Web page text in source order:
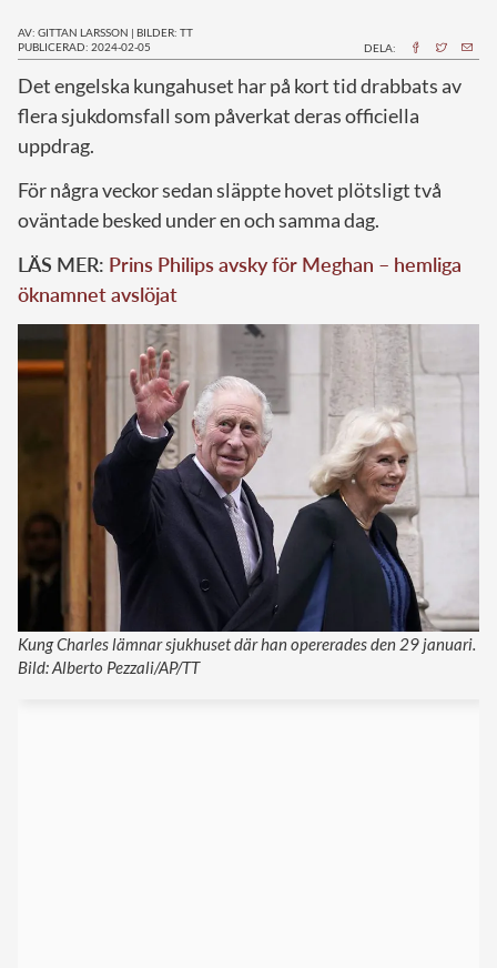
AV: GITTAN LARSSON | BILDER: TT
PUBLICERAD: 2024-02-05
DELA:
Det engelska kungahuset har på kort tid drabbats av
flera sjukdomsfall som påverkat deras officiella
uppdrag.
För några veckor sedan släppte hovet plötsligt två
oväntade besked under en och samma dag.
LÄS MER: Prins Philips avsky för Meghan – hemliga
öknamnet avslöjat
Kung Charles lämnar sjukhuset där han opererades den 29 januari.
Bild: Alberto Pezzali/AP/TT